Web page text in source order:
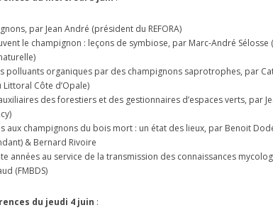
par Jean André (président du REFORA)
le champignon : leçons de symbiose, par Marc-André Sélosse
polluants organiques par des champignons saprotrophes, par
Côte d’Opale)
des forestiers et des gestionnaires d’espaces verts, par
aux champignons du bois mort : un état des lieux, par Benoit
& Bernard Rivoire
années au service de la transmission des connaissances
(FMBDS)
du jeudi 4 juin :